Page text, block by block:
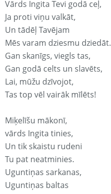
Vārds Ingita Tevi godā ceļ,
Ja proti viņu valkāt,
Un tādēļ Tavējam
Mēs varam dziesmu dziedāt.
Gan skanīgs, viegls tas,
Gan godā celts un slavēts,
Lai, mūžu dzīvojot,
Tas top vēl vairāk mīlēts!
Miķelīšu mākonī,
vārds Ingita tinies,
Un tik skaistu rudeni
Tu pat neatminies.
Uguntiņas sarkanas,
Uguntiņas baltas